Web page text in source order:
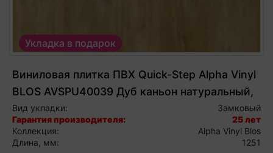
Укладка в подарок
Виниловая плитка ПВХ Quick-Step Alpha Vinyl
BLOS AVSPU40039 Дуб каньон натуральный,
виниловый ламинат
Вид укладки:
Замковый
Гарантия производителя:
25 лет
Коллекция:
Alpha Vinyl Blos
Длина, мм:
1251